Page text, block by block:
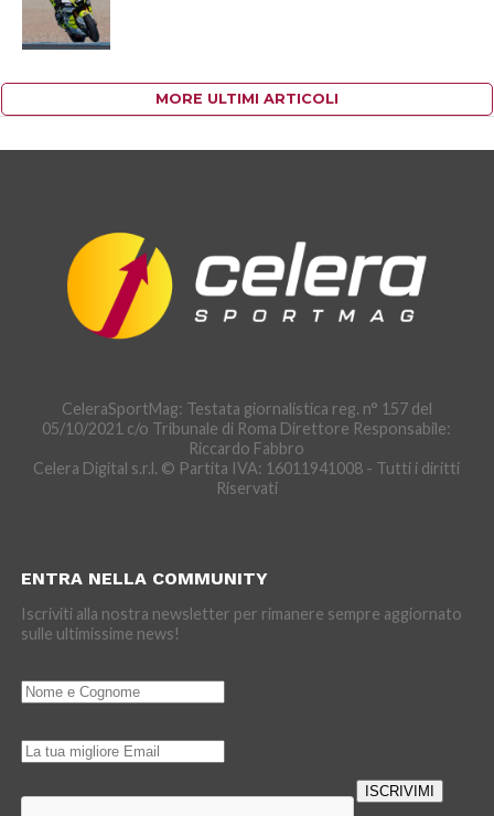
MORE ULTIMI ARTICOLI
CeleraSportMag: Testata giornalistica reg. n° 157 del
05/10/2021 c/o Tribunale di Roma Direttore Responsabile:
Riccardo Fabbro
Celera Digital s.r.l. © Partita IVA: 16011941008 - Tutti i diritti
Riservati
ENTRA NELLA COMMUNITY
Iscriviti alla nostra newsletter per rimanere sempre aggiornato
sulle ultimissime news!
ISCRIVIMI